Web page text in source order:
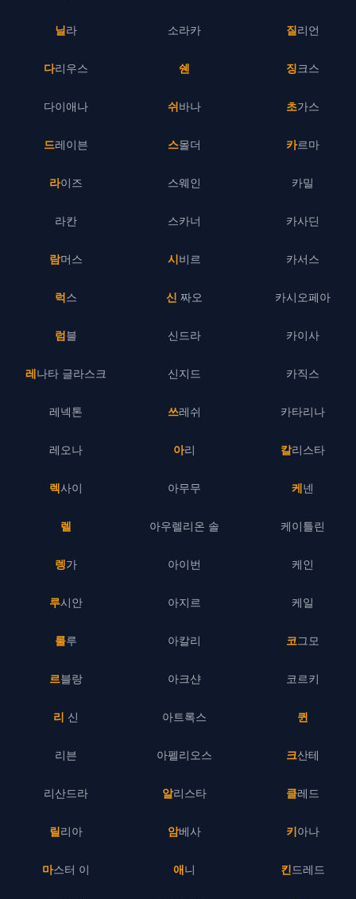
닐라
다리우스
다이애나
드레이븐
라이즈
라칸
람머스
럭스
럼블
레나타 글라스크
레넥톤
레오나
렉사이
렐
렝가
루시안
룰루
르블랑
리 신
리븐
리산드라
릴리아
마스터 이
소라카
쉔
쉬바나
스몰더
스웨인
스카너
시비르
신 짜오
신드라
신지드
쓰레쉬
아리
아무무
아우렐리온 솔
아이번
아지르
아칼리
아크샨
아트록스
아펠리오스
알리스타
암베사
애니
질리언
징크스
초가스
카르마
카밀
카사딘
카서스
카시오페아
카이사
카직스
카타리나
칼리스타
케넨
케이틀린
케인
케일
코그모
코르키
퀸
크산테
클레드
키아나
킨드레드